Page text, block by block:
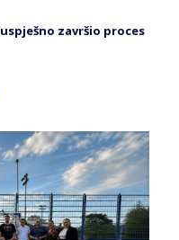
završio proces